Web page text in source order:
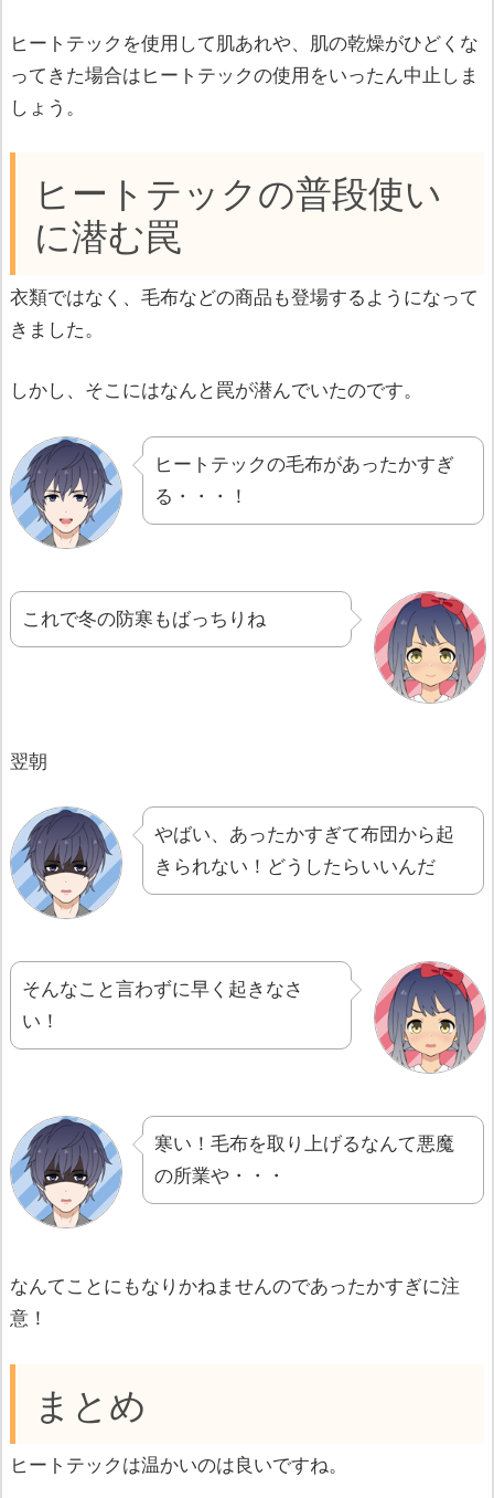
ヒートテックを使用して肌あれや、肌の乾燥がひどくな
ってきた場合はヒートテックの使用をいったん中止しま
しょう。
ヒートテックの普段使い
に潜む罠
衣類ではなく、毛布などの商品も登場するようになって
きました。
しかし、そこにはなんと罠が潜んでいたのです。
ヒートテックの毛布があったかすぎ
る・・・！
これで冬の防寒もばっちりね
翌朝
やばい、あったかすぎて布団から起
きられない！どうしたらいいんだ
そんなこと言わずに早く起きなさ
い！
寒い！毛布を取り上げるなんて悪魔
の所業や・・・
なんてことにもなりかねませんのであったかすぎに注
意！
まとめ
ヒートテックは温かいのは良いですね。